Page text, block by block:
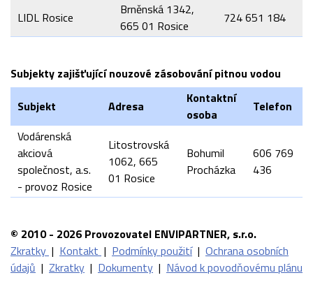
LIDL Rosice
Brněnská 1342,
665 01 Rosice
724 651 184
Subjekty zajišťující nouzové zásobování pitnou vodou
Subjekt
Adresa
Kontaktní
osoba
Telefon
Vodárenská
akciová
společnost, a.s.
- provoz Rosice
Litostrovská
1062, 665
01 Rosice
Bohumil
Procházka
606 769
436
© 2010 - 2026 Provozovatel ENVIPARTNER, s.r.o.
Zkratky | Kontakt | Podmínky použití | Ochrana osobních
údajů | Zkratky | Dokumenty | Návod k povodňovému plánu